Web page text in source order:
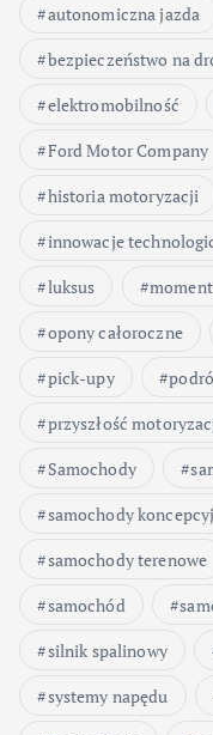
autonomiczna jazda
bezpieczeństwo na
elektromobilność
Ford Motor Company
historia motoryzacji
innowacje
luksus
opony całoroczne
pick-upy
przyszłość
Samochody
samochody
samochody terenowe
samochód
silnik spalinowy
systemy napędu